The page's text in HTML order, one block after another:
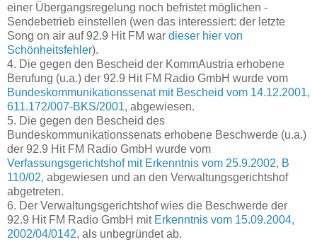
einer Übergangsregelung noch befristet möglichen -
Sendebetrieb einstellen (wen das interessiert: der letzte
Song on air auf 92.9 Hit FM war dieser hier von
Schönheitsfehler).
4. Die gegen den Bescheid der KommAustria erhobene
Berufung (u.a.) der 92.9 Hit FM Radio GmbH wurde vom
Bundeskommunikationssenat mit Bescheid vom 14.12.2001,
611.172/007-BKS/2001, abgewiesen.
5. Die gegen den Bescheid des
Bundeskommunikationssenats erhobene Beschwerde (u.a.)
der 92.9 Hit FM Radio GmbH wurde vom
Verfassungsgerichtshof mit Erkenntnis vom 25.9.2002, B
110/02, abgewiesen und an den Verwaltungsgerichtshof
abgetreten.
6. Der Verwaltungsgerichtshof wies die Beschwerde der
92.9 Hit FM Radio GmbH mit Erkenntnis vom 15.09.2004,
2002/04/0142, als unbegründet ab.